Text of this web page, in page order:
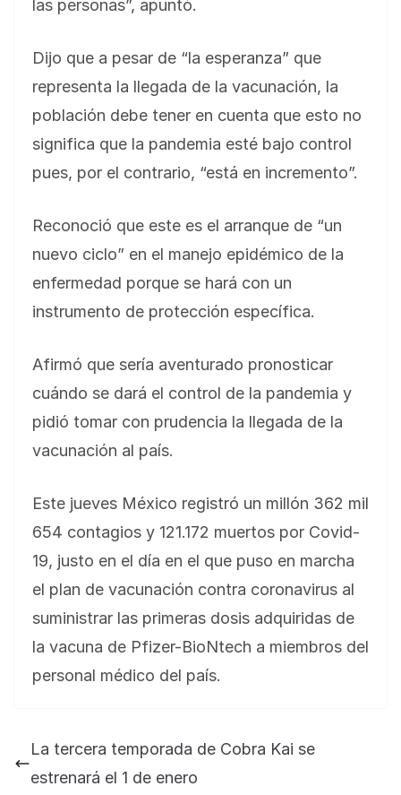
las personas”, apuntó.
Dijo que a pesar de “la esperanza” que
representa la llegada de la vacunación, la
población debe tener en cuenta que esto no
significa que la pandemia esté bajo control
pues, por el contrario, “está en incremento”.
Reconoció que este es el arranque de “un
nuevo ciclo” en el manejo epidémico de la
enfermedad porque se hará con un
instrumento de protección específica.
Afirmó que sería aventurado pronosticar
cuándo se dará el control de la pandemia y
pidió tomar con prudencia la llegada de la
vacunación al país.
Este jueves México registró un millón 362 mil
654 contagios y 121.172 muertos por Covid-
19, justo en el día en el que puso en marcha
el plan de vacunación contra coronavirus al
suministrar las primeras dosis adquiridas de
la vacuna de Pfizer-BioNtech a miembros del
personal médico del país.
La tercera temporada de Cobra Kai se
estrenará el 1 de enero